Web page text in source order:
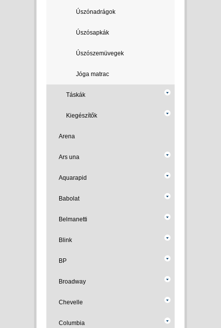
Úszónadrágok
Úszósapkák
Úszószemüvegek
Jóga matrac
Táskák
Kiegészítők
Arena
Ars una
Aquarapid
Babolat
Belmanetti
Blink
BP
Broadway
Chevelle
Columbia